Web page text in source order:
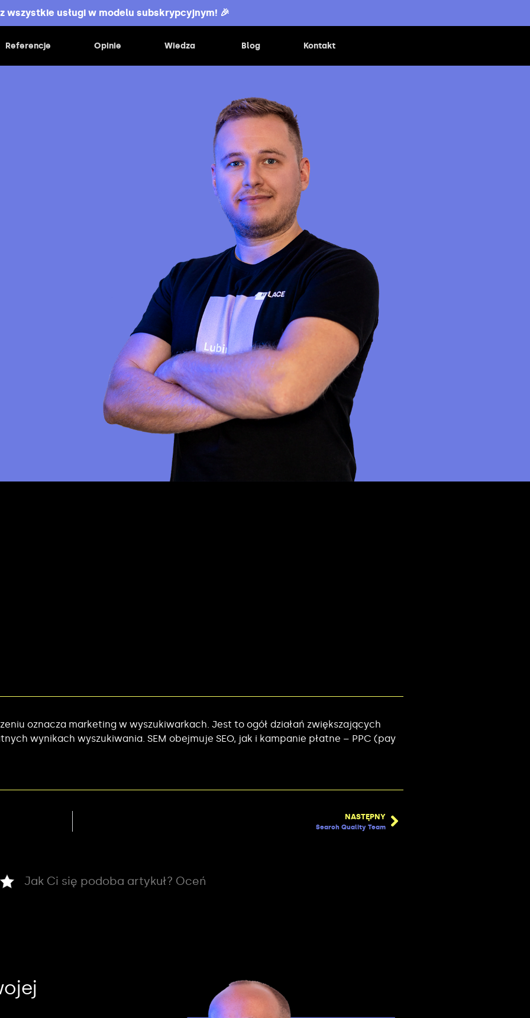
wszystkie usługi w modelu subskrypcyjnym! 🎉
Referencje Opinie Wiedza Blog Kontakt
oznacza marketing w wyszukiwarkach. Jest to ogół działań zwiększających
wynikach wyszukiwania. SEM obejmuje SEO, jak i kampanie płatne – PPC (pay
NASTĘPNY
Search Quality Team
Jak Ci się podoba artykuł? Oceń